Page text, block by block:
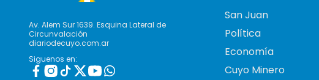
Av. Alem Sur 1639. Esquina Lateral de
Circunvalación
diariodecuyo.com.ar
Siguenos en:
San Juan
Política
Economía
Cuyo Minero